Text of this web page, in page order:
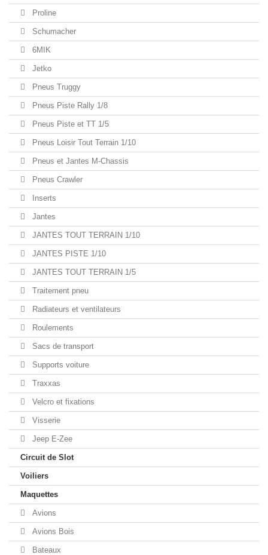
Proline
Schumacher
6MIK
Jetko
Pneus Truggy
Pneus Piste Rally 1/8
Pneus Piste et TT 1/5
Pneus Loisir Tout Terrain 1/10
Pneus et Jantes M-Chassis
Pneus Crawler
Inserts
Jantes
JANTES TOUT TERRAIN 1/10
JANTES PISTE 1/10
JANTES TOUT TERRAIN 1/5
Traitement pneu
Radiateurs et ventilateurs
Roulements
Sacs de transport
Supports voiture
Traxxas
Velcro et fixations
Visserie
Jeep E-Zee
Circuit de Slot
Voiliers
Maquettes
Avions
Avions Bois
Bateaux